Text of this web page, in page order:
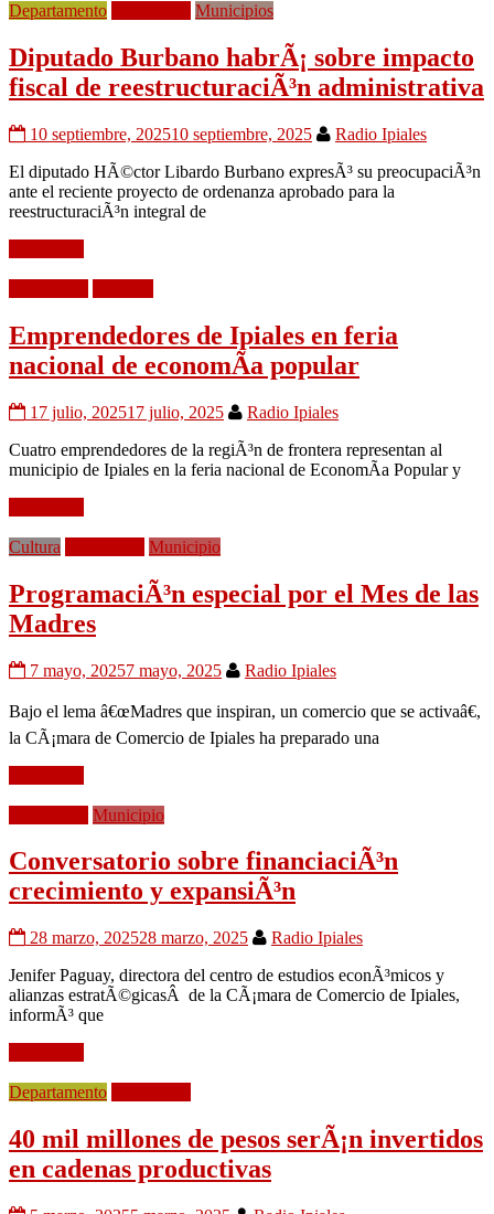
Departamento Municipios
Diputado Burbano habrÃ¡ sobre impacto
fiscal de reestructuraciÃ³n administrativa
10 septiembre, 202510 septiembre, 2025
Radio Ipiales
El diputado HÃ©ctor Libardo Burbano expresÃ³ su preocupaciÃ³n
ante el reciente proyecto de ordenanza aprobado para la
reestructuraciÃ³n integral de
Emprendedores de Ipiales en feria
nacional de economÃ­a popular
17 julio, 202517 julio, 2025
Radio Ipiales
Cuatro emprendedores de la regiÃ³n de frontera representan al
municipio de Ipiales en la feria nacional de EconomÃ­a Popular y
Cultura Municipio
ProgramaciÃ³n especial por el Mes de las
Madres
7 mayo, 20257 mayo, 2025 Radio Ipiales
Bajo el lema â€œMadres que inspiran, un comercio que se activaâ€,
la CÃ¡mara de Comercio de Ipiales ha preparado una
Municipio
Conversatorio sobre financiaciÃ³n
crecimiento y expansiÃ³n
28 marzo, 202528 marzo, 2025
Radio Ipiales
Jenifer Paguay, directora del centro de estudios econÃ³micos y
alianzas estratÃ©gicasÂ de la CÃ¡mara de Comercio de Ipiales,
informÃ³ que
Departamento
40 mil millones de pesos serÃ¡n invertidos
en cadenas productivas